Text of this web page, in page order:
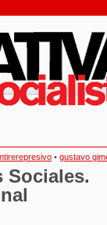
• gustavo
Sociales.